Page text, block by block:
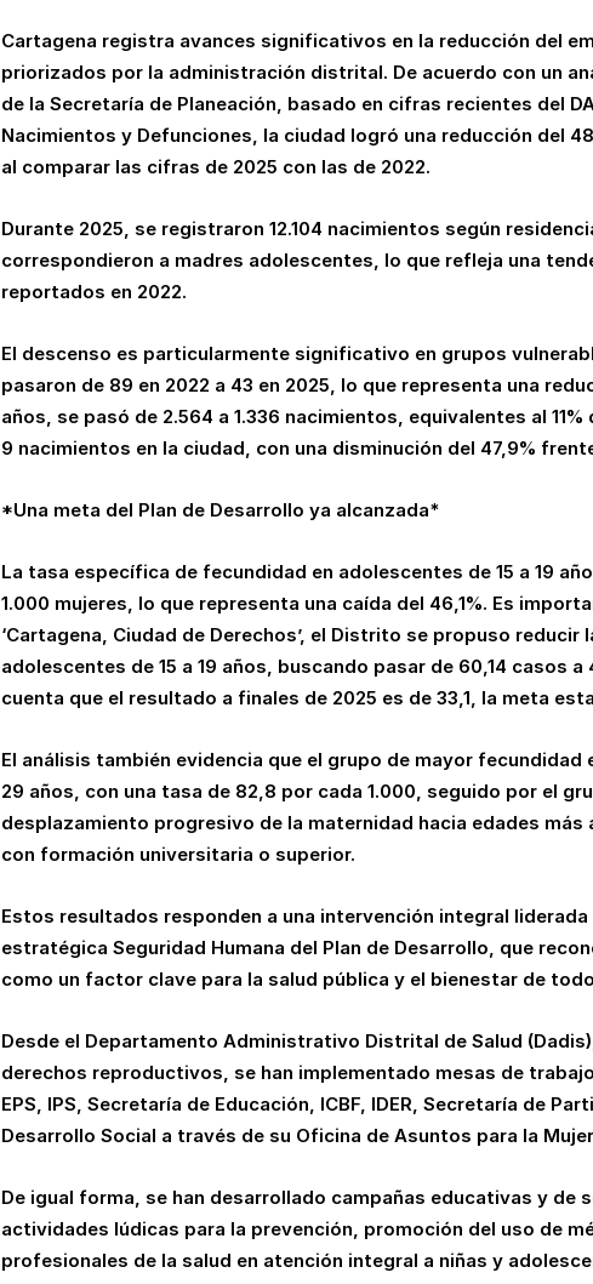
Cartagena registra avances significativos en la reducción del
priorizados por la administración distrital. De acuerdo con un
de la Secretaría de Planeación, basado en cifras recientes del
Nacimientos y Defunciones, la ciudad logró una reducción del
al comparar las cifras de 2025 con las de 2022.
Durante 2025, se registraron 12.104 nacimientos según
correspondieron a madres adolescentes, lo que refleja una
reportados en 2022.
El descenso es particularmente significativo en grupos
pasaron de 89 en 2022 a 43 en 2025, lo que representa una
años, se pasó de 2.564 a 1.336 nacimientos, equivalentes al
9 nacimientos en la ciudad, con una disminución del 47,9%
*Una meta del Plan de Desarrollo ya alcanzada*
La tasa específica de fecundidad en adolescentes de 15 a 19
1.000 mujeres, lo que representa una caída del 46,1%. Es
‘Cartagena, Ciudad de Derechos’, el Distrito se propuso
adolescentes de 15 a 19 años, buscando pasar de 60,14 casos
cuenta que el resultado a finales de 2025 es de 33,1, la meta
El análisis también evidencia que el grupo de mayor
29 años, con una tasa de 82,8 por cada 1.000, seguido por el
desplazamiento progresivo de la maternidad hacia edades
con formación universitaria o superior.
Estos resultados responden a una intervención integral
estratégica Seguridad Humana del Plan de Desarrollo, que
como un factor clave para la salud pública y el bienestar de
Desde el Departamento Administrativo Distrital de Salud
derechos reproductivos, se han implementado mesas de
EPS, IPS, Secretaría de Educación, ICBF, IDER, Secretaría de
Desarrollo Social a través de su Oficina de Asuntos para la
De igual forma, se han desarrollado campañas educativas y de
actividades lúdicas para la prevención, promoción del uso de
profesionales de la salud en atención integral a niñas y